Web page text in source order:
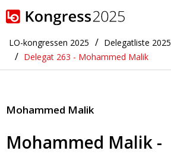
Gå til hovedinnhold
LO-kongressen 2025 Delegatliste 2025
Delegat 263 - Mohammed Malik
Mohammed Malik
Mohammed Malik -